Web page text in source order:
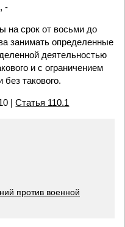
-
на срок от восьми до
занимать определенные
деятельностью
и с ограничением
такового.
|Статья 110.1
против военной